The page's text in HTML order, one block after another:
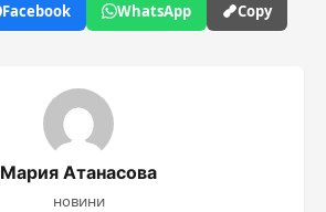
Facebook WhatsApp Copy
Мария Атанасова
новини